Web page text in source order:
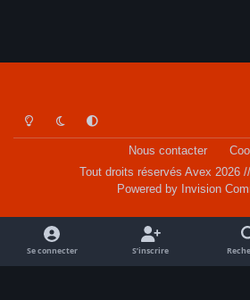
Light ModeDark ModeSystem Preference
Nous contacter
Tout droits réservés Avex 2026
Powered by Invision
Se connecter S’inscrire